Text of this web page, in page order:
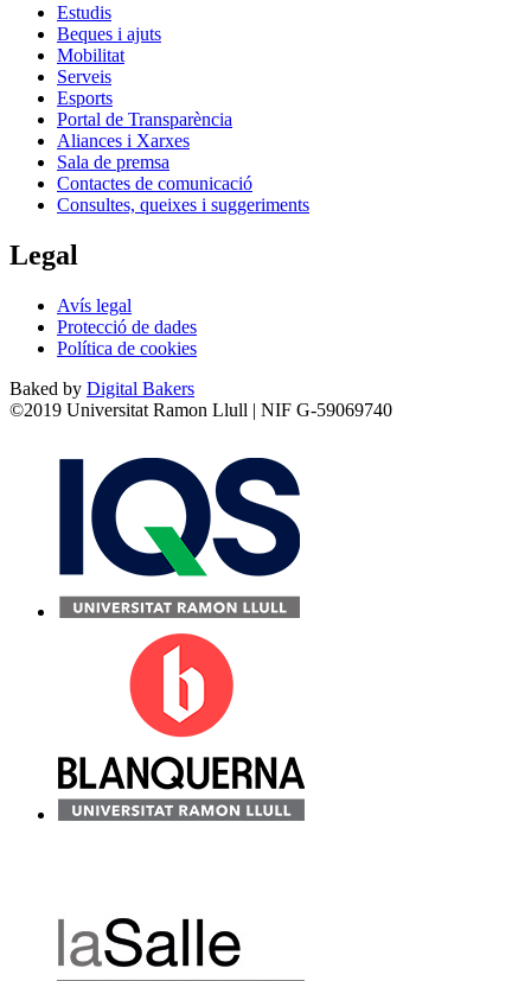
Estudis
Beques i ajuts
Mobilitat
Serveis
Esports
Portal de Transparència
Aliances i Xarxes
Sala de premsa
Contactes de comunicació
Consultes, queixes i suggeriments
Legal
Avís legal
Protecció de dades
Política de cookies
Baked by Digital Bakers
©2019 Universitat Ramon Llull | NIF G-59069740